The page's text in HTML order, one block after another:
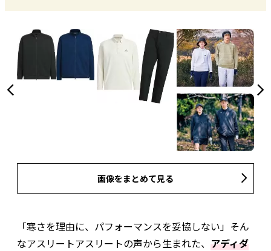
画像をまとめて見る
「寒さを理由に、パフォーマンスを妥協しない」そん
なアスリートアスリートの声から生まれた、 アディダ